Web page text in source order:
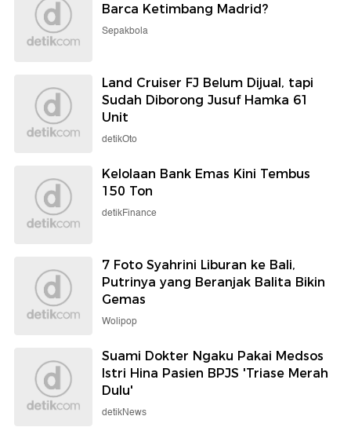
Barca Ketimbang Madrid?
Sepakbola
Land Cruiser FJ Belum Dijual, tapi
Sudah Diborong Jusuf Hamka 61
Unit
detikOto
Kelolaan Bank Emas Kini Tembus
150 Ton
detikFinance
7 Foto Syahrini Liburan ke Bali,
Putrinya yang Beranjak Balita Bikin
Gemas
Wolipop
Suami Dokter Ngaku Pakai Medsos
Istri Hina Pasien BPJS 'Triase Merah
Dulu'
detikNews